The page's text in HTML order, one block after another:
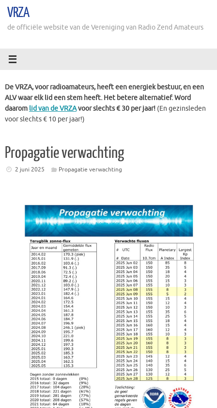
naarVRZA
de officiële website van de Vereniging van Radio Zend Amateurs
De VRZA, voor radioamateurs, heeft een energiek bestuur, en een
ALV waar elk lid een stem heeft. Het betere alternatief. Word
daarom lid van de VRZAvoor slechts € 30 per jaar! (En gezinsleden
voor slechts € 10 per jaar!)
Propagatie verwachting
2 juni 2025 Propagatie verwachting